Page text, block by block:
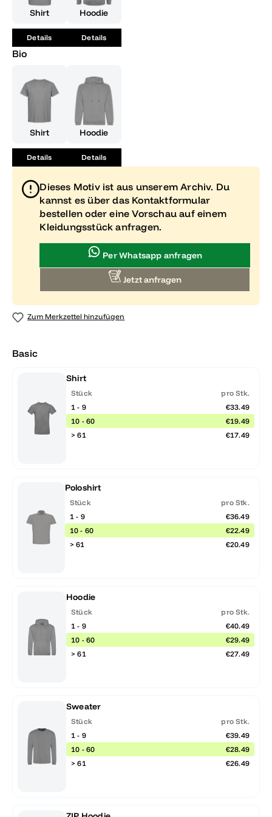
Abenteuer zu erleben, während du stilvoll und
selbstbewusst in die Zukunft schreitest.
Shirt
Details
Hoodie
Details
Bio
Shirt
Details
Hoodie
Details
Dieses Motiv ist aus unserem Archiv. Du
kannst es über das Kontaktformular
bestellen oder eine Vorschau auf einem
Kleidungsstück anfragen.
Per Whatsapp anfragen
Jetzt anfragen
Zum Merkzettel hinzufügen
Basic
Shirt
Stück
pro Stk.
1 - 9
€33.49
10 - 60
€19.49
> 61
€17.49
Poloshirt
Stück
pro Stk.
1 - 9
€36.49
10 - 60
€22.49
> 61
€20.49
Hoodie
Stück
pro Stk.
1 - 9
€40.49
10 - 60
€29.49
> 61
€27.49
Sweater
Stück
pro Stk.
1 - 9
€39.49
10 - 60
€28.49
> 61
€26.49